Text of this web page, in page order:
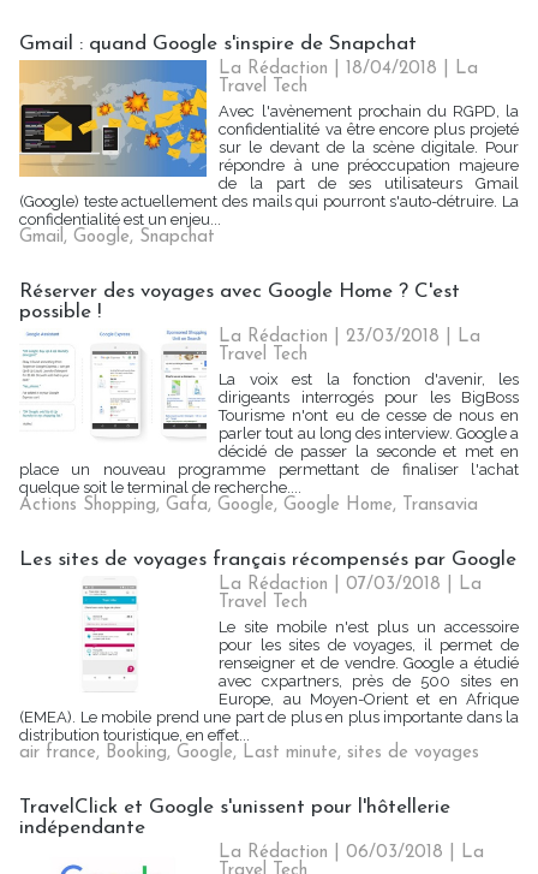
Gmail : quand Google s'inspire de Snapchat
La Rédaction | 18/04/2018
La
Travel Tech
Avec l'avènement prochain du RGPD, la
confidentialité va être encore plus projeté
sur le devant de la scène digitale. Pour
répondre à une préoccupation majeure
de la part de ses utilisateurs Gmail
(Google) teste actuellement des mails qui pourront s'auto-détruire. La
confidentialité est un enjeu...
Gmail, Google, Snapchat
Réserver des voyages avec Google Home ? C'est
possible !
La Rédaction | 23/03/2018
La
Travel Tech
La voix est la fonction d'avenir, les
dirigeants interrogés pour les BigBoss
Tourisme n'ont eu de cesse de nous en
parler tout au long des interview. Google a
décidé de passer la seconde et met en
place un nouveau programme permettant de finaliser l'achat
quelque soit le terminal de recherche....
Actions Shopping, Gafa, Google, Google Home, Transavia
Les sites de voyages français récompensés par Google
La Rédaction | 07/03/2018
La
Travel Tech
Le site mobile n'est plus un accessoire
pour les sites de voyages, il permet de
renseigner et de vendre. Google a étudié
avec cxpartners, près de 500 sites en
Europe, au Moyen-Orient et en Afrique
(EMEA). Le mobile prend une part de plus en plus importante dans la
distribution touristique, en effet...
air france, Booking, Google, Last minute, sites de voyages
TravelClick et Google s'unissent pour l'hôtellerie
indépendante
La Rédaction | 06/03/2018
La